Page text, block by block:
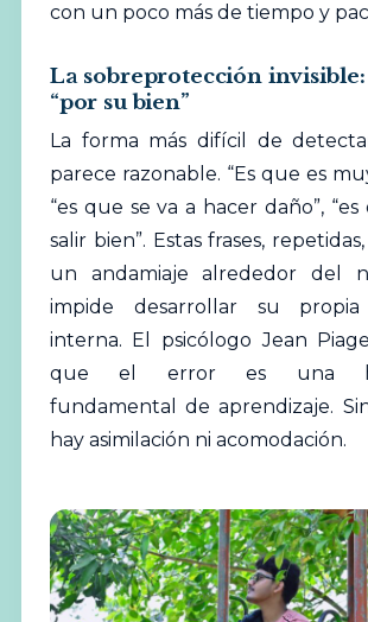
con un poco más de tiempo y
La sobreprotección invisible:
“por su bien”
La forma más difícil de
parece razonable. “Es que es
“es que se va a hacer daño”,
salir bien”. Estas frases,
un andamiaje alrededor del
impide desarrollar su propia
interna. El psicólogo Jean
que el error es una
fundamental de aprendizaje.
hay asimilación ni acomodación.